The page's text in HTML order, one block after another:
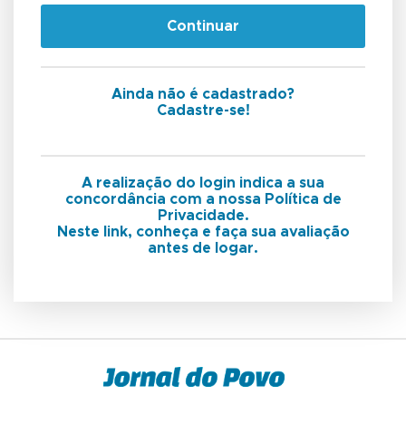
Continuar
Ainda não é cadastrado?
Cadastre-se!
A realização do login indica a sua
concordância com a nossa Política de
Privacidade.
Neste link, conheça e faça sua avaliação
antes de logar.